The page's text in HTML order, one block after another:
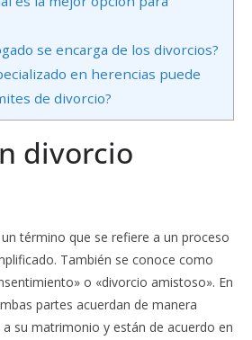
se encarga de los divorcios?
en herencias puede
de divorcio?
divorcio
término que se refiere a un proceso
También se conoce como
o «divorcio amistoso». En
partes acuerdan de manera
su matrimonio y están de acuerdo en